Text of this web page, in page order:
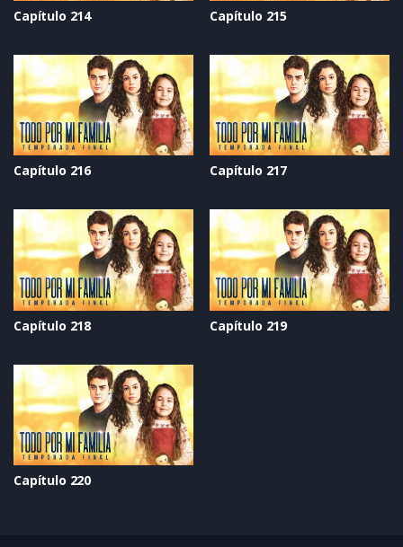
Capítulo 214 Capítulo 215
Capítulo 216 Capítulo 217
Capítulo 218 Capítulo 219
Capítulo 220